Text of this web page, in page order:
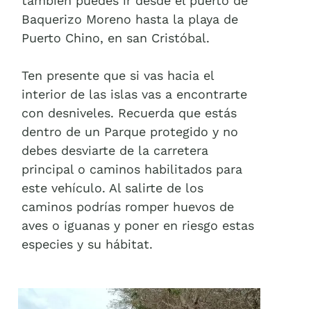
Baquerizo Moreno hasta la playa de
Puerto Chino, en san Cristóbal.
Ten presente que si vas hacia el
interior de las islas vas a encontrarte
con desniveles. Recuerda que estás
dentro de un Parque protegido y no
debes desviarte de la carretera
principal o caminos habilitados para
este vehículo. Al salirte de los
caminos podrías romper huevos de
aves o iguanas y poner en riesgo estas
especies y su hábitat.